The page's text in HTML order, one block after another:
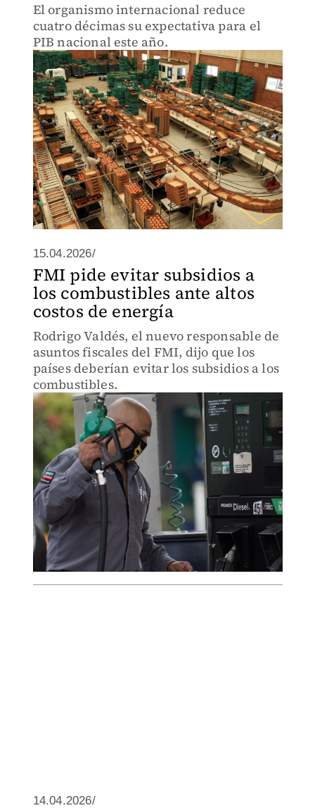
El organismo internacional reduce
cuatro décimas su expectativa para el
PIB nacional este año.
15.04.2026/
FMI pide evitar subsidios a
los combustibles ante altos
costos de energía
Rodrigo Valdés, el nuevo responsable de
asuntos fiscales del FMI, dijo que los
países deberían evitar los subsidios a los
combustibles.
14.04.2026/